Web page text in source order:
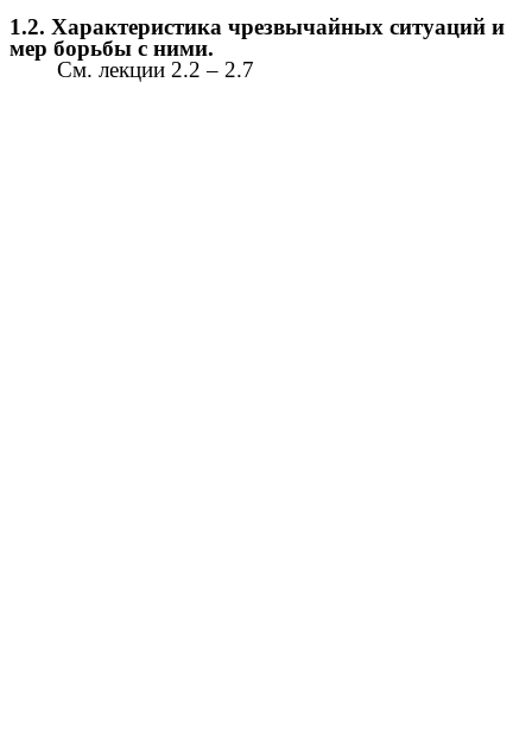
1.2. Характеристика чрезвычайных ситуаций и
мер борьбы с ними.
См. лекции 2.2 – 2.7